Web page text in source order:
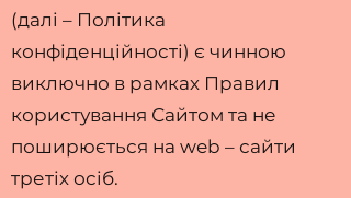
(далі – Політика
конфіденційності) є чинною
виключно в рамках Правил
користування Сайтом та не
поширюється на web – сайти
третіх осіб.